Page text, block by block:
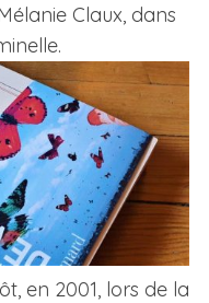
Claux, dans
en 2001, lors de la